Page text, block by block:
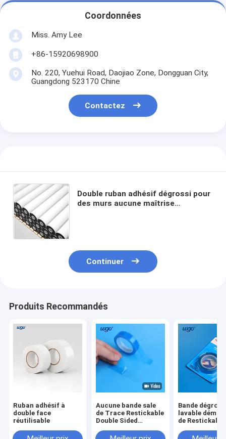
Coordonnées
Miss. Amy Lee
+86-15920698900
No. 220, Yuehui Road, Daojiao Zone, Dongguan City,
Guangdong 523170 Chine
Contactez
Double ruban adhésif dégrossi pour
des murs aucune maîtrise
Continuer
Produits Recommandés
Ruban adhésif à
double face
réutilisable
Aucune bande sale
de Trace Restickable
Double Sided
l'école de bureau de
Bande
lavable
de Restickable
réponses de